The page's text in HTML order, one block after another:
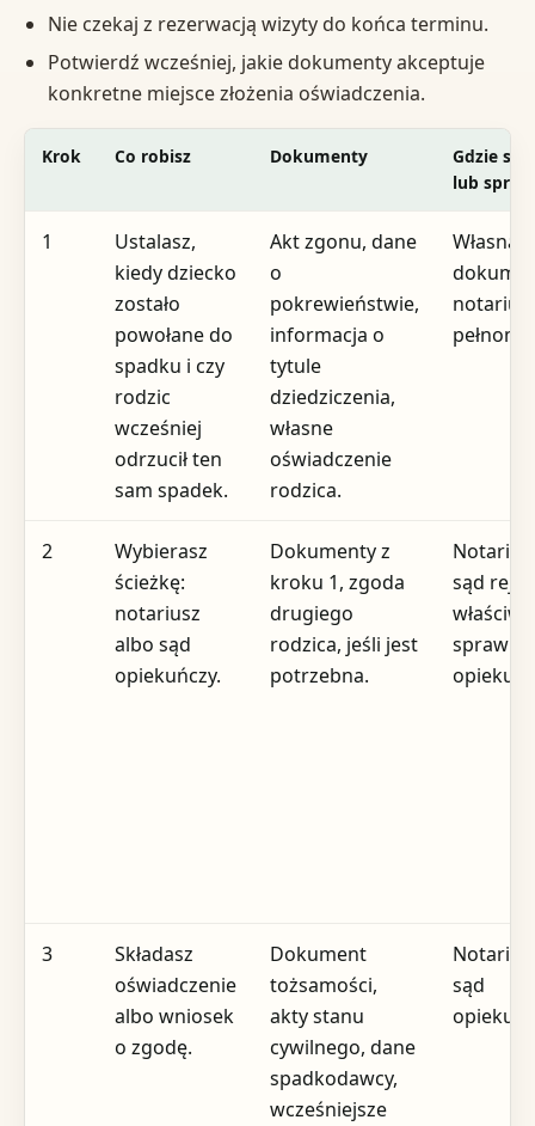
Nie czekaj z rezerwacją wizyty do końca terminu.
Potwierdź wcześniej, jakie dokumenty akceptuje
konkretne miejsce złożenia oświadczenia.
Krok Co robisz Dokumenty
Gdzie
lub
1
Ustalasz,
kiedy dziecko
zostało
powołane do
spadku i czy
rodzic
wcześniej
odrzucił ten
sam spadek.
Akt zgonu, dane
o
pokrewieństwie,
informacja o
tytule
dziedziczenia,
własne
oświadczenie
rodzica.
Własna
2
Wybierasz
ścieżkę:
notariusz
albo sąd
opiekuńczy.
Dokumenty z
kroku 1, zgoda
drugiego
rodzica, jeśli jest
potrzebna.
sąd
spraw
3
Składasz
oświadczenie
albo wniosek
o zgodę.
Dokument
tożsamości,
akty stanu
cywilnego, dane
spadkodawcy,
wcześniejsze
sąd